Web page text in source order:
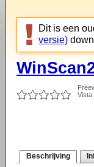
Dit is een
versie)
Vista
Beschrijving